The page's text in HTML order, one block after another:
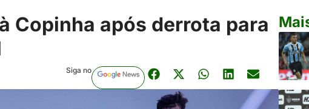
Copinha após derrota para
Siga no